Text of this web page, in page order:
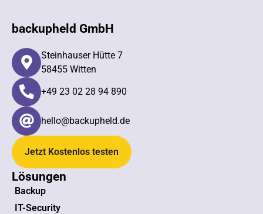
backupheld GmbH
Steinhauser Hütte 7
58455 Witten
+49 23 02 28 94 890​
hello@backupheld.de
Jetzt Kostenlos testen
Lösungen
Backup
IT-Security